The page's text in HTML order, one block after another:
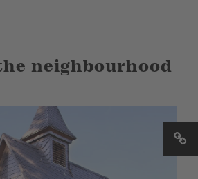
neighbourhood